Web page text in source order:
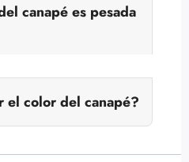
canapé es pesada
el color del canapé?